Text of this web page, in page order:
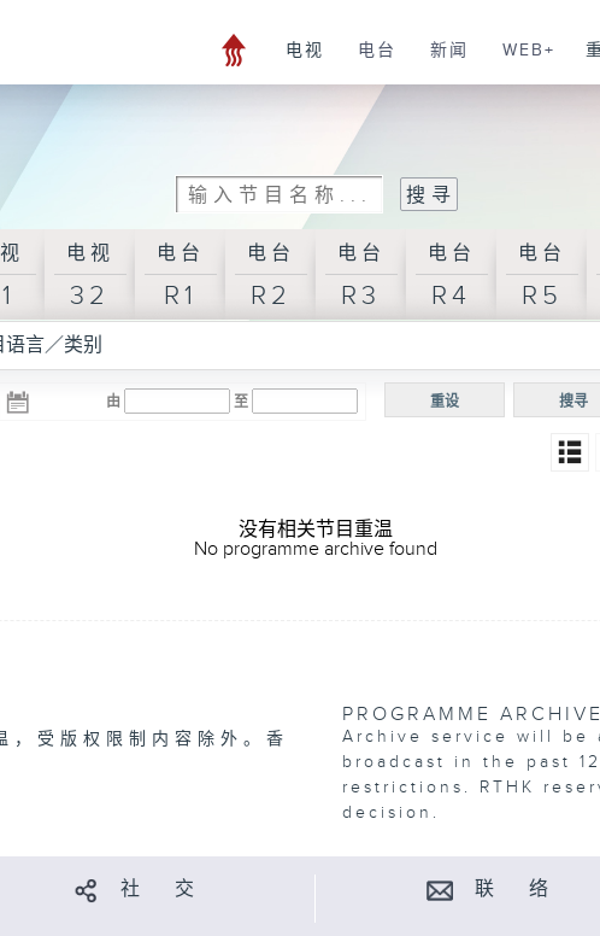
电视 电台 新闻 WEB+
电视
32
电台
R1
电台
R2
电台
R3
电台
R4
电台
R5
语言／类别
由 至 搜寻
重设
没有相关节目重温
No programme archive found
，受版权限制内容除外。香
PROGRAMME ARCHIVE
Archive service will be
broadcast in the past
restrictions. RTHK
decision.
社 交 联 络